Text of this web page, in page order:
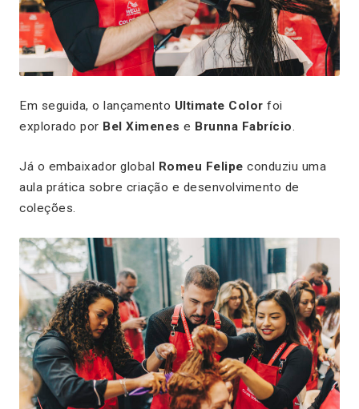
Em seguida, o lançamento Ultimate Color foi
explorado por Bel Ximenes e Brunna Fabrício.
Já o embaixador global Romeu Felipe conduziu uma
aula prática sobre criação e desenvolvimento de
coleções.